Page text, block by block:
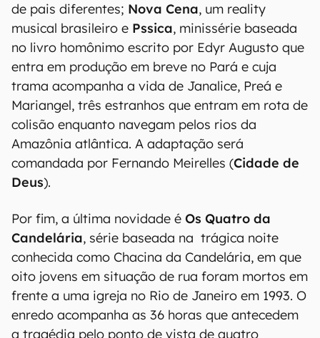
de pais diferentes; Nova Cena, um reality
musical brasileiro e Pssica, minissérie baseada
no livro homônimo escrito por Edyr Augusto que
entra em produção em breve no Pará e cuja
trama acompanha a vida de Janalice, Preá e
Mariangel, três estranhos que entram em rota de
colisão enquanto navegam pelos rios da
Amazônia atlântica. A adaptação será
comandada por Fernando Meirelles (Cidade de
Deus).
Por fim, a última novidade é Os Quatro da
Candelária, série baseada na trágica noite
conhecida como Chacina da Candelária, em que
oito jovens em situação de rua foram mortos em
frente a uma igreja no Rio de Janeiro em 1993. O
enredo acompanha as 36 horas que antecedem
a tragédia pelo ponto de vista de quatro